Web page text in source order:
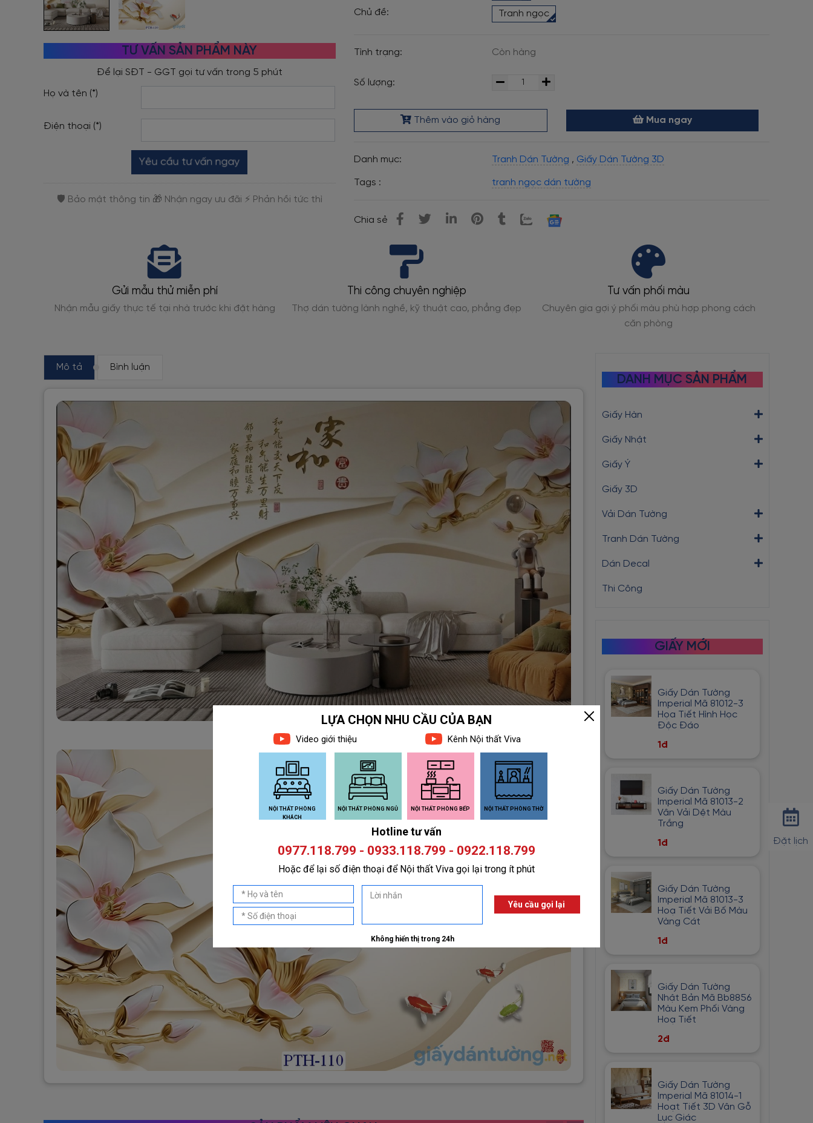
TƯ VẤN SẢN PHẨM NÀY
Họ và tên (*)
Điện thoại (*)
Yêu cầu tư vấn ngay
Chủ đề:
Tranh ngọc
Tình trạng: Còn hàng
Số lượng:
Thêm vào giỏ hàng Mua ngay
Danh mục: Tranh Dán Tường , Giấy Dán Tường 3D
Tags : tranh ngọc dán tường
Chia sẻ
Gửi mẫu thử miễn phí
Nhận mẫu giấy thực tế tại nhà trước khi đặt hàng
Thi công chuyên nghiệp
Thợ dán tường lành nghề, kỹ thuật cao, phẳng đẹp
Tư vấn phối màu
Chuyên gia gợi ý phối màu phù hợp phong cách
căn phòng
Mô tả Bình luận
DANH MỤC SẢN PHẨM
Giấy Hàn
Giấy Nhật
Giấy Ý
Giấy 3D
Vải Dán Tường
Tranh Dán Tường
Dán Decal
Thi Công
GIẤY MỚI
Giấy Dán Tường
Imperial Mã 81012-3
Họa Tiết Hình Học
Độc Đáo
1đ
Giấy Dán Tường
Imperial Mã 81013-2
Vân Vải Dệt Màu
Trắng
1đ
Giấy Dán Tường
Imperial Mã 81013-3
Hoạ Tiết Vải Bố Màu
Vàng Cát
1đ
Giấy Dán Tường
Nhật Bản Mã Bb8856
Màu Kem Phối Vàng
Hoạ Tiết
2đ
Giấy Dán Tường
Imperial Mã 81014-1
Hoạt Tiết 3D Vân Gỗ
Lục Giác
Đặt lịch